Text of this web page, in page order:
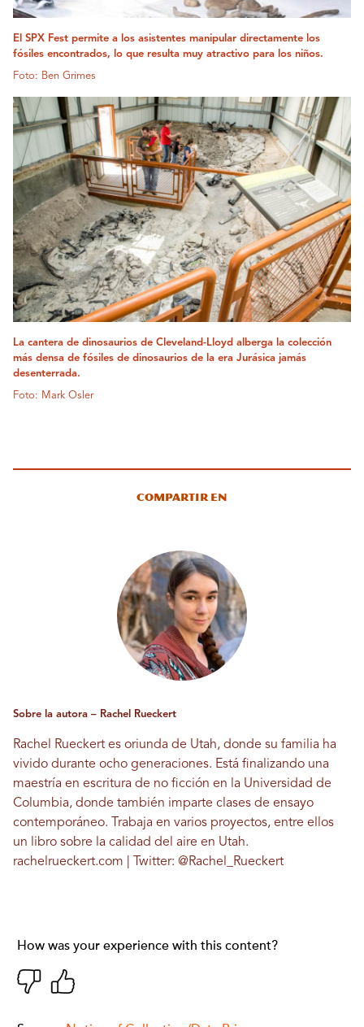
El SPX Fest permite a los asistentes manipular directamente los
fósiles encontrados, lo que resulta muy atractivo para los niños.
Foto: Ben Grimes
La cantera de dinosaurios de Cleveland-Lloyd alberga la colección
más densa de fósiles de dinosaurios de la era Jurásica jamás
desenterrada.
Foto: Mark Osler
Compartir en
Sobre la autora – Rachel Rueckert
Rachel Rueckert es oriunda de Utah, donde su familia ha
vivido durante ocho generaciones. Está finalizando una
maestría en escritura de no ficción en la Universidad de
Columbia, donde también imparte clases de ensayo
contemporáneo. Trabaja en varios proyectos, entre ellos
un libro sobre la calidad del aire en Utah.
rachelrueckert.com | Twitter: @Rachel_Rueckert